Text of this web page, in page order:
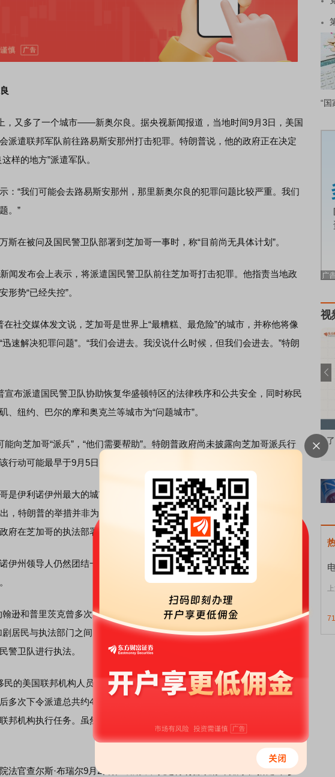
又多了一个城市——新奥尔良。据央视新闻报道，当地时间9月3日，美国
派遣联邦军队前往路易斯安那州打击犯罪。特朗普说，他的政府正在决定
样的地方”派遣军队。
“我们可能会去路易斯安那州，那里新奥尔良的犯罪问题比较严重。我们
。”
在被问及国民警卫队部署到芝加哥一事时，称“目前尚无具体计划”。
发布会上表示，将派遣国民警卫队前往芝加哥打击犯罪。他指责当地政
形势“已经失控”。
交媒体发文说，芝加哥是世界上“最糟糕、最危险”的城市，并称他将像
速解决犯罪问题”。“我们会进去。我没说什么时候，但我们会进去。”特朗
布派遣国民警卫队协助恢复华盛顿特区的法律秩序和公共安全，同时称民
、纽约、巴尔的摩和奥克兰等城市为“问题城市”。
芝加哥“派兵”，“他们需要帮助”。特朗普政府尚未披露向芝加哥派兵行
行动可能最早于9月5日实施并将持续约30天。
伊利诺伊州最大的城市，也是美国第三大城市。伊利诺伊州州长普里茨
，特朗普的举措并非为了打击犯罪或提升芝加哥安全，伊利诺伊州已准备
府在芝加哥的执法部署。
州领导人仍然团结一致反对联邦政府向芝加哥出兵，呼吁真正的公共安
和普里茨克曾多次对特朗普政府派遣国民警卫队前往芝加哥执法的计划
居民与执法部门之间的紧张关系”。约翰逊8月30日签署一项行政命令，宣
警卫队进行执法。
美国联邦机构人员多次在洛杉矶地区与民众发生冲突。在纽森没有请求
多次下令派遣总共约4000名加州国民警卫队员以及约700名美国海军陆战队
邦机构执行任务。虽然这些人员大多数在7月之后撤出，目前洛杉矶仍有约
官查尔斯·布瑞尔9月2日作出裁决，认定特朗普政府6月派兵到洛杉矶参
“国
视
识：从基础认知到特色品种 了解北交所知识 做理性投资者
71